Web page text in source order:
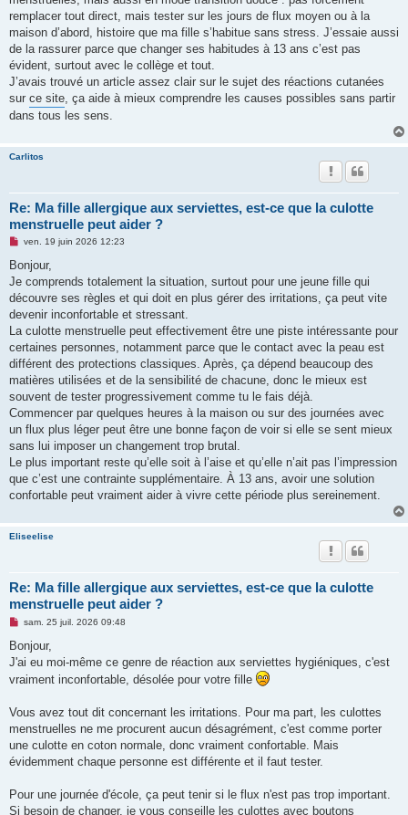
remplacer tout direct, mais tester sur les jours de flux moyen ou à la
maison d’abord, histoire que ma fille s’habitue sans stress. J’essaie aussi
de la rassurer parce que changer ses habitudes à 13 ans c’est pas
évident, surtout avec le collège et tout.
J’avais trouvé un article assez clair sur le sujet des réactions cutanées
sur ce site , ça aide à mieux comprendre les causes possibles sans partir
dans tous les sens.
Carlitos
Re: Ma fille allergique aux serviettes, est-ce que la culotte
menstruelle peut aider ?
M
s
a
g
n
o
l
u
ven. 19 juin 2026 12:23
Bonjour,
Je comprends totalement la situation, surtout pour une jeune fille qui
découvre ses règles et qui doit en plus gérer des irritations, ça peut vite
devenir inconfortable et stressant.
La culotte menstruelle peut effectivement être une piste intéressante pour
certaines personnes, notamment parce que le contact avec la peau est
différent des protections classiques. Après, ça dépend beaucoup des
matières utilisées et de la sensibilité de chacune, donc le mieux est
souvent de tester progressivement comme tu le fais déjà.
Commencer par quelques heures à la maison ou sur des journées avec
un flux plus léger peut être une bonne façon de voir si elle se sent mieux
sans lui imposer un changement trop brutal.
Le plus important reste qu’elle soit à l’aise et qu’elle n’ait pas l’impression
que c’est une contrainte supplémentaire. À 13 ans, avoir une solution
confortable peut vraiment aider à vivre cette période plus sereinement.
Eliseelise
Re: Ma fille allergique aux serviettes, est-ce que la culotte
menstruelle peut aider ?
M
s
a
g
e
o
n
l
u
sam. 25 juil. 2026 09:48
Bonjour,
J'ai eu moi-même ce genre de réaction aux serviettes hygiéniques, c'est
vraiment inconfortable, désolée pour votre fille
Vous avez tout dit concernant les irritations. Pour ma part, les culottes
menstruelles ne me procurent aucun désagrément, c'est comme porter
une culotte en coton normale, donc vraiment confortable. Mais
évidemment chaque personne est différente et il faut tester.
Pour une journée d'école, ça peut tenir si le flux n'est pas trop important.
Si besoin de changer, je vous conseille les culottes avec boutons